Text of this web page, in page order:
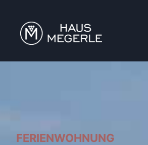
springen
FERIENWOHNUNG